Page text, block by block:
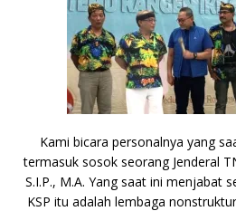
Kami bicara personalnya yang
termasuk sosok seorang Jenderal
S.I.P., M.A. Yang saat ini menjabat
KSP itu adalah lembaga